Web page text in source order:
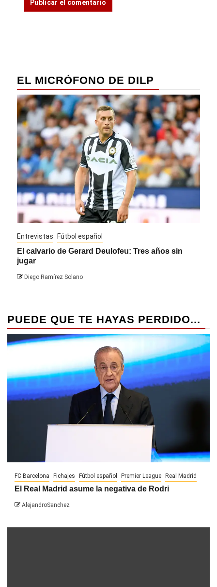
EL MICRÓFONO DE DILP
Entrevistas Fútbol español
El calvario de Gerard Deulofeu: Tres años sin
jugar
Diego Ramírez Solano
PUEDE QUE TE HAYAS PERDIDO...
FC Barcelona Fichajes Fútbol español Premier League Real Madrid
El Real Madrid asume la negativa de Rodri
AlejandroSanchez